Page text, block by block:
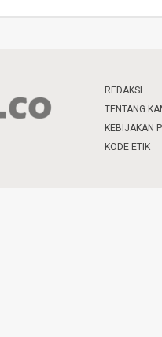
REDAKSI
TENTANG
KEBIJAKAN
KODE ETIK